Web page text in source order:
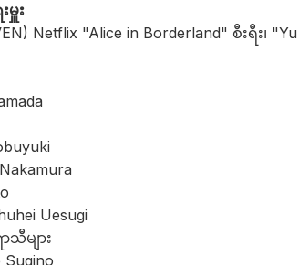
မှူး
Netflix "Alice in Borderland" စီးရီး၊
Uesugi
သီများ
Sugino